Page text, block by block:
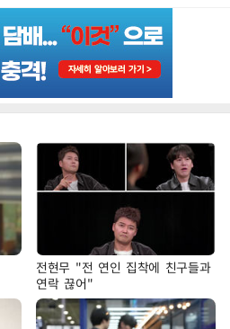
전현무 "전 연인 집착에 친구들과
연락 끊어"